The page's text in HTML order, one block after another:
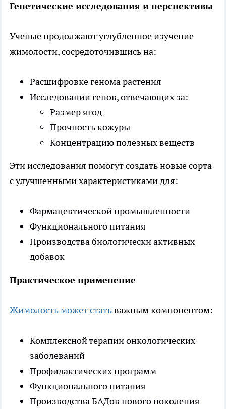
Генетические исследования и перспективы
Ученые продолжают углубленное изучение
жимолости, сосредоточившись на:
Расшифровке генома растения
Исследовании генов, отвечающих за:
Размер ягод
Прочность кожуры
Концентрацию полезных веществ
Эти исследования помогут создать новые сорта
с улучшенными характеристиками для:
Фармацевтической промышленности
Функционального питания
Производства биологически активных
добавок
Практическое применение
Жимолость может статьважным компонентом:
Комплексной терапии онкологических
заболеваний
Профилактических программ
Функционального питания
Производства БАДов нового поколения